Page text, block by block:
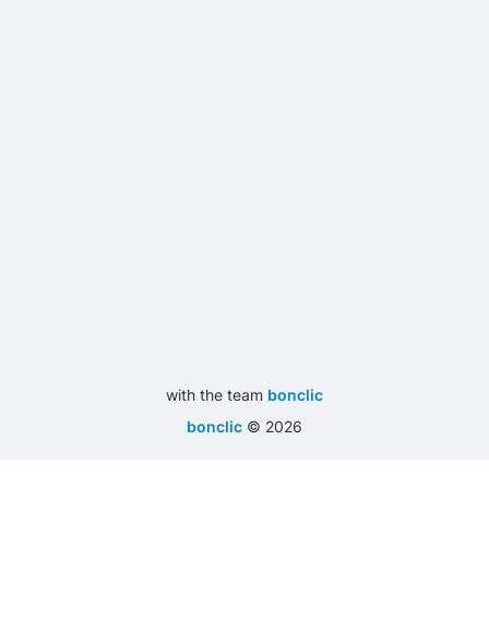
with the team bonclic
bonclic © 2026